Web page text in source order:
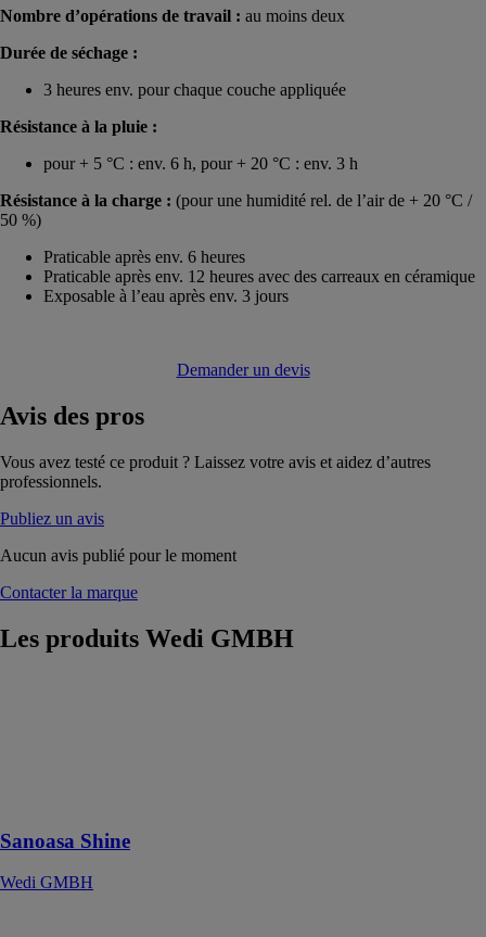
Nombre d’opérations de travail : au moins deux
Durée de séchage :
3 heures env. pour chaque couche appliquée
Résistance à la pluie :
pour + 5 °C : env. 6 h, pour + 20 °C : env. 3 h
Résistance à la charge : (pour une humidité rel. de l’air de + 20 °C /
50 %)
Praticable après env. 6 heures
Praticable après env. 12 heures avec des carreaux en céramique
Exposable à l’eau après env. 3 jours
Demander un devis
Avis des pros
Vous avez testé ce produit ? Laissez votre avis et aidez d’autres
professionnels.
Publiez un avis
Aucun avis publié pour le moment
Contacter la marque
Les produits Wedi GMBH
Sanoasa Shine
Wedi GMBH